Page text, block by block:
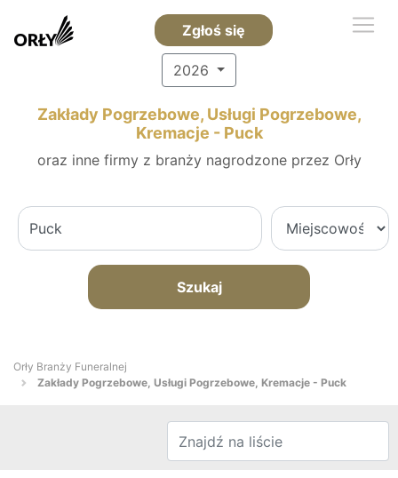
Zgłoś się
2026
Zakłady Pogrzebowe, Usługi Pogrzebowe,
Kremacje - Puck
oraz inne firmy z branży nagrodzone przez Orły
Szukaj
Orły Branży Funeralnej
Zakłady Pogrzebowe, Usługi Pogrzebowe, Kremacje - Puck